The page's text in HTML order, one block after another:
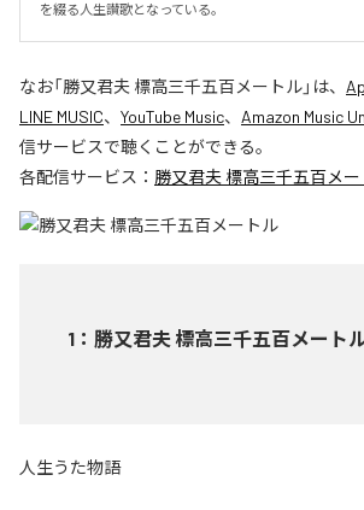
を綴る人生讃歌となっている。
なお「勝又君夫 標高三千五百メートル」は、
LINE MUSIC、 YouTube Music、 Amazon Music
信サービスで聴くことができる。
各配信サービス： 勝又君夫 標高三千五百メ
1 ： 勝又君夫 標高三千五百メート
人生うた物語